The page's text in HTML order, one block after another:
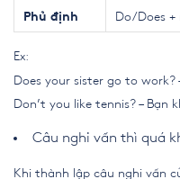
Phủ định Do/Does
Ex:
Does your sister go to
Don’t you like tennis? –
Câu nghi vấn thì quá
Khi thành lập câu nghi vấn